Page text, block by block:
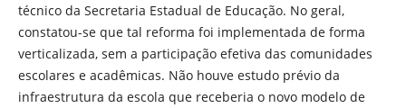
técnico da Secretaria Estadual de Educação. No geral,
constatou-se que tal reforma foi implementada de forma
verticalizada, sem a participação efetiva das comunidades
escolares e acadêmicas. Não houve estudo prévio da
infraestrutura da escola que receberia o novo modelo de